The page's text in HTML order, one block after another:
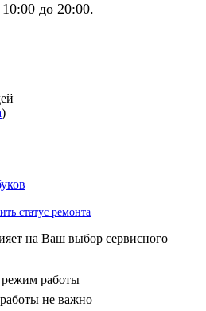
до 20:00.
)
статус ремонта
на Ваш выбор сервисного
работы
не важно